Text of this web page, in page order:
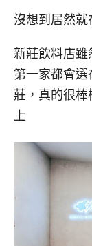
沒想到居然就
新莊飲料店雖
第一家都會
莊，真的很棒
上